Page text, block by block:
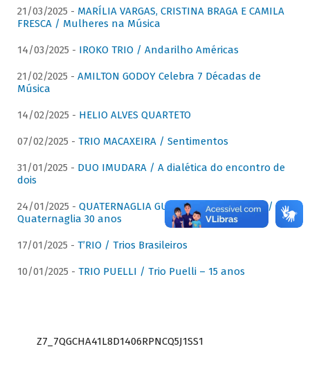
21/03/2025 - MARÍLIA VARGAS, CRISTINA BRAGA E CAMILA
FRESCA / Mulheres na Música
14/03/2025 - IROKO TRIO / Andarilho Américas
21/02/2025 - AMILTON GODOY Celebra 7 Décadas de
Música
14/02/2025 - HELIO ALVES QUARTETO
07/02/2025 - TRIO MACAXEIRA / Sentimentos
31/01/2025 - DUO IMUDARA / A dialética do encontro de
dois
24/01/2025 - QUATERNAGLIA GUITAR QUARTET (QGQ) /
Quaternaglia 30 anos
17/01/2025 - T’RIO / Trios Brasileiros
10/01/2025 - TRIO PUELLI / Trio Puelli – 15 anos
Z7_7QGCHA41L8D1406RPNCQ5J1SS1